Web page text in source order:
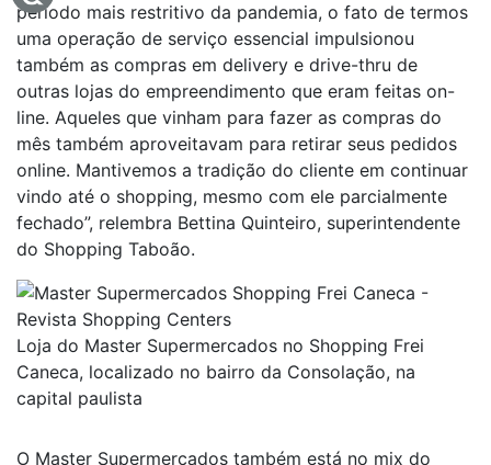
período mais restritivo da pandemia, o fato de termos
uma operação de serviço essencial impulsionou
também as compras em delivery e drive-thru de
outras lojas do empreendimento que eram feitas on-
line. Aqueles que vinham para fazer as compras do
mês também aproveitavam para retirar seus pedidos
online. Mantivemos a tradição do cliente em continuar
vindo até o shopping, mesmo com ele parcialmente
fechado”, relembra Bettina Quinteiro, superintendente
do Shopping Taboão.
Loja do Master Supermercados no Shopping Frei
Caneca, localizado no bairro da Consolação, na
capital paulista
O Master Supermercados também está no mix do